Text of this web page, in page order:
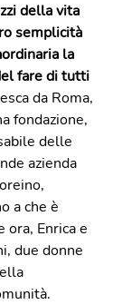
della vita
semplicità
la
fare di tutti
da Roma,
fondazione,
delle
azienda
a che è
ora, Enrica e
due donne